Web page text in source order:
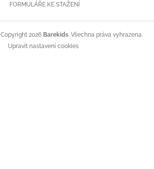
FORMULÁŘE KE STAŽENÍ
Copyright 2026 Barekids. Všechna práva vyhrazena.
Upravit nastavení cookies